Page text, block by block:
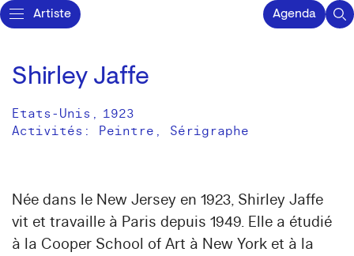
Artiste Agenda
Shirley Jaffe
Etats-Unis , 1923
Activités: Peintre Sérigraphe
Née dans le New Jersey en 1923, Shirley Jaffe
vit et travaille à Paris depuis 1949. Elle a étudié
à la Cooper School of Art à New York et à la